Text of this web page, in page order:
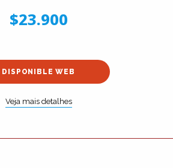
$23.900
DISPONIBLE WEB
Veja mais detalhes